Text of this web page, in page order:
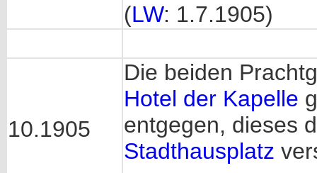
(LW: 1.7.1905)
10.1905
Die beiden
Hotel der Kapelle
entgegen, dieses
Stadthausplatz